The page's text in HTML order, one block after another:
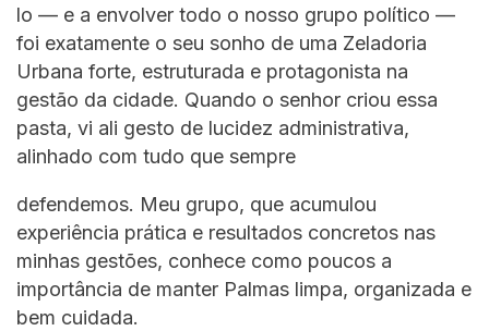
lo — e a envolver todo o nosso grupo político —
foi exatamente o seu sonho de uma Zeladoria
Urbana forte, estruturada e protagonista na
gestão da cidade. Quando o senhor criou essa
pasta, vi ali gesto de lucidez administrativa,
alinhado com tudo que sempre
defendemos. Meu grupo, que acumulou
experiência prática e resultados concretos nas
minhas gestões, conhece como poucos a
importância de manter Palmas limpa, organizada e
bem cuidada.